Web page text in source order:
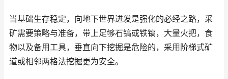
当基础生存稳定，向地下世界进发是强化的必经之路，采
矿需要策略与准备，带上足够石镐或铁镐，大量火把，食
物以及备用工具，垂直向下挖掘是危险的，采用阶梯式矿
道或相邻两格法挖掘更为安全。